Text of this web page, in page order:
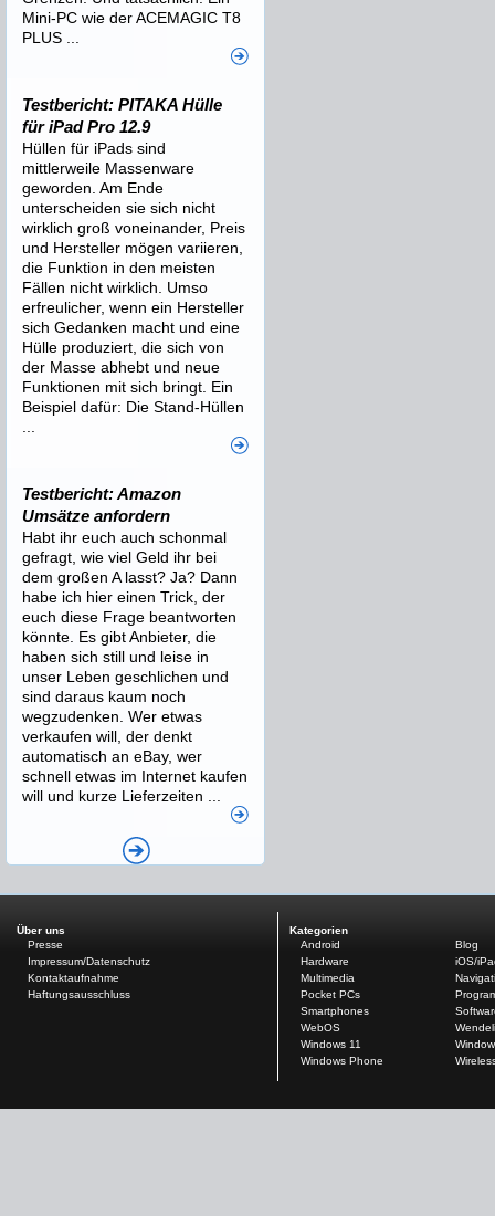
Mini-PC wie der ACEMAGIC T8
PLUS ...
Testbericht: PITAKA Hülle
für iPad Pro 12.9
Hüllen für iPads sind
mittlerweile Massenware
geworden. Am Ende
unterscheiden sie sich nicht
wirklich groß voneinander, Preis
und Hersteller mögen variieren,
die Funktion in den meisten
Fällen nicht wirklich. Umso
erfreulicher, wenn ein Hersteller
sich Gedanken macht und eine
Hülle produziert, die sich von
der Masse abhebt und neue
Funktionen mit sich bringt. Ein
Beispiel dafür: Die Stand-Hüllen
Testbericht: Amazon
Umsätze anfordern
Habt ihr euch auch schonmal
gefragt, wie viel Geld ihr bei
dem großen A lasst? Ja? Dann
habe ich hier einen Trick, der
euch diese Frage beantworten
könnte. Es gibt Anbieter, die
haben sich still und leise in
unser Leben geschlichen und
sind daraus kaum noch
wegzudenken. Wer etwas
verkaufen will, der denkt
automatisch an eBay, wer
schnell etwas im Internet kaufen
will und kurze Lieferzeiten ...
Über uns
Presse
Impressum/Datenschutz
Kontaktaufnahme
Haftungsausschluss
Kategorien
Android
Blog
Hardware
iOS/
Multimedia
Pocket PCs
Smartphones
WebOS
Windows 11
Windows Phone